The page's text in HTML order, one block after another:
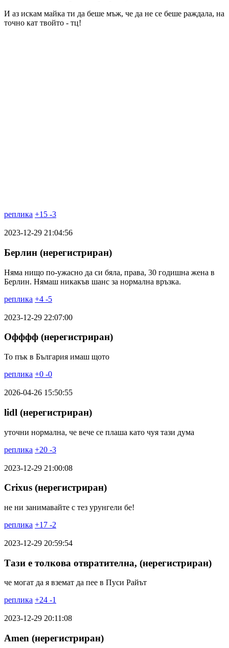
И аз искам майка ти да беше мъж, че да не се беше раждала, на
точно кат твойто - тц!
реплика +15 -3
2023-12-29 21:04:56
Берлин (нерегистриран)
Няма нищо по-ужасно да си бяла, права, 30 годишна жена в
Берлин. Нямаш никакъв шанс за нормална връзка.
реплика +4 -5
2023-12-29 22:07:00
Офффф (нерегистриран)
То пък в България имаш щото
реплика +0 -0
2026-04-26 15:50:55
lidl (нерегистриран)
уточни нормална, че вече се плаша като чуя тази дума
реплика +20 -3
2023-12-29 21:00:08
Crixus (нерегистриран)
не ни занимавайте с тез урунгели бе!
реплика +17 -2
2023-12-29 20:59:54
Тази е толкова отвратителна, (нерегистриран)
че могат да я вземат да пее в Пуси Райът
реплика +24 -1
2023-12-29 20:11:08
Amen (нерегистриран)